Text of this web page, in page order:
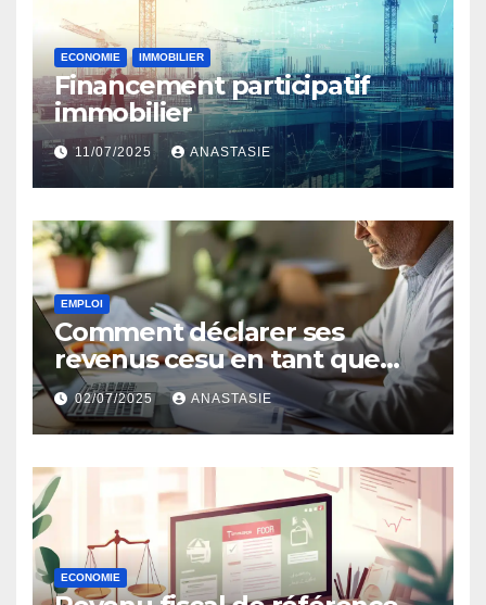
ECONOMIE IMMOBILIER
Financement participatif
immobilier
11/07/2025 ANASTASIE
EMPLOI
Comment déclarer ses
revenus cesu en tant que
salarié ?
02/07/2025 ANASTASIE
ECONOMIE